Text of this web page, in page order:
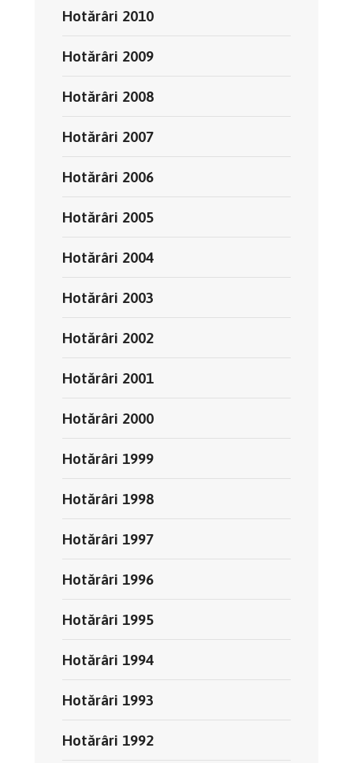
Hotărâri 2010
Hotărâri 2009
Hotărâri 2008
Hotărâri 2007
Hotărâri 2006
Hotărâri 2005
Hotărâri 2004
Hotărâri 2003
Hotărâri 2002
Hotărâri 2001
Hotărâri 2000
Hotărâri 1999
Hotărâri 1998
Hotărâri 1997
Hotărâri 1996
Hotărâri 1995
Hotărâri 1994
Hotărâri 1993
Hotărâri 1992